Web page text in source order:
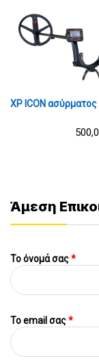
XP ICON
Άμεση
Το όνομά σας*
To email σας*